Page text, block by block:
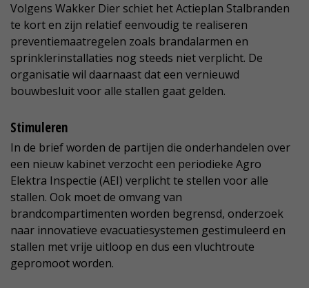
Volgens Wakker Dier schiet het Actieplan Stalbranden
te kort en zijn relatief eenvoudig te realiseren
preventiemaatregelen zoals brandalarmen en
sprinklerinstallaties nog steeds niet verplicht. De
organisatie wil daarnaast dat een vernieuwd
bouwbesluit voor alle stallen gaat gelden.
Stimuleren
In de brief worden de partijen die onderhandelen over
een nieuw kabinet verzocht een periodieke Agro
Elektra Inspectie (AEI) verplicht te stellen voor alle
stallen. Ook moet de omvang van
brandcompartimenten worden begrensd, onderzoek
naar innovatieve evacuatiesystemen gestimuleerd en
stallen met vrije uitloop en dus een vluchtroute
gepromoot worden.